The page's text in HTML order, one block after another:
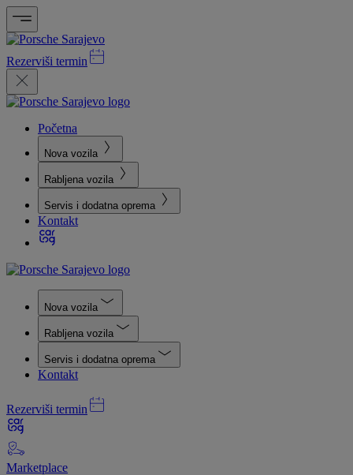
Rezerviši termin
Početna
Nova vozila
Rabljena vozila
Servis i dodatna oprema
Kontakt
Nova vozila
Rabljena vozila
Servis i dodatna oprema
Kontakt
Rezerviši termin
Marketplace